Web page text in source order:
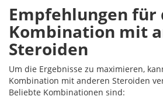
Empfehlungen für
Kombination mit
Steroiden
Um die Ergebnisse zu maximieren,
Kombination mit anderen Steroiden
Beliebte Kombinationen sind: